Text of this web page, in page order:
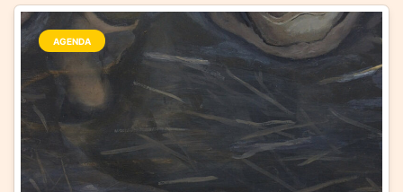
AGENDA